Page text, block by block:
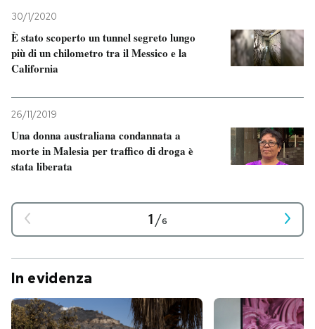
30/1/2020
È stato scoperto un tunnel segreto lungo
più di un chilometro tra il Messico e la
California
26/11/2019
Una donna australiana condannata a
morte in Malesia per traffico di droga è
stata liberata
1/6
In evidenza